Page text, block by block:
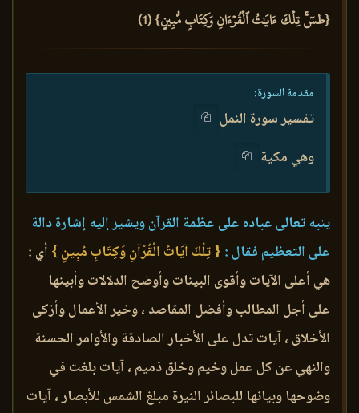
{طسٓۚ تِلۡكَ ءَايَٰتُ ٱلۡقُرۡءَانِ وَكِتَابٖ مُّبِينٍ} (1)
مقدمة السورة:
تفسير سورة النمل
وهي مكية
ينبه تعالى عباده على عظمة القرآن ويشير إليه إشارة دالة
على التعظيم فقال : { تِلْكَ آيَاتُ الْقُرْآنِ وَكِتَابٍ مُبِينٍ } أي :
هي أعلى الآيات وأقوى البينات وأوضح الدلالات وأبينها
على أجل المطالب وأفضل المقاصد ، وخير الأعمال وأزكى
الأخلاق ، آيات تدل على الأخبار الصادقة والأوامر الحسنة
والنهي عن كل عمل وخيم وخلق ذميم ، آيات بلغت في
وضوحها وبيانها للبصائر النيرة مبلغ الشمس للأبصار ، آيات